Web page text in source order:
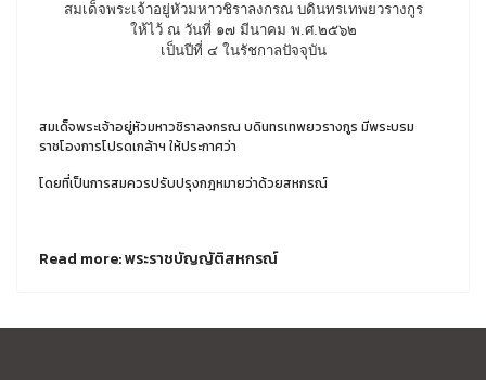
สมเด็จพระเจ้าอยู่หัวมหาวชิราลงกรณ บดินทรเทพยวรางกูร
ให้ไว้ ณ วันที่ ๑๗ มีนาคม พ.ศ.๒๕๖๒
เป็นปีที่ ๔ ในรัชกาลปัจจุบัน
สมเด็จพระเจ้าอยู่หัวมหาวชิราลงกรณ บดินทรเทพยวรางกูร มีพระบรม
ราชโองการโปรดเกล้าฯ ให้ประกาศว่า
โดยที่เป็นการสมควรปรับปรุงกฎหมายว่าด้วยสหกรณ์
Read more: พระราชบัญญัติสหกรณ์